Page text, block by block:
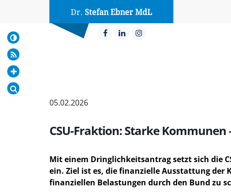
Dr. Stefan Ebner MdL
05.02.2026
CSU-Fraktion: Starke
Mit einem Dringlichkeitsantrag setzt sich die
ein. Ziel ist es, die finanzielle Ausstattung
finanziellen Belastungen durch den Bund zu